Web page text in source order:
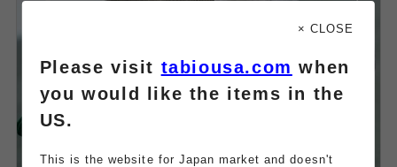
× CLOSE
Please visit tabiousa.com when
you would like the items in the
US.
This is the website for Japan market and doesn't